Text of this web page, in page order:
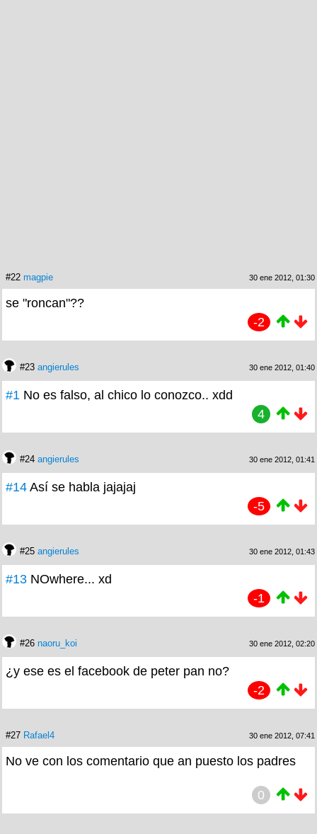
#22 magpie 30 ene 2012, 01:30
se "roncan"??
-2
#23 angierules 30 ene 2012, 01:40
#1 No es falso, al chico lo conozco.. xdd
4
#24 angierules 30 ene 2012, 01:41
#14 Así se habla jajajaj
-5
#25 angierules 30 ene 2012, 01:43
#13 NOwhere... xd
-1
#26 naoru_koi 30 ene 2012, 02:20
¿y ese es el facebook de peter pan no?
-2
#27 Rafael4 30 ene 2012, 07:41
No ve con los comentario que an puesto los padres
0